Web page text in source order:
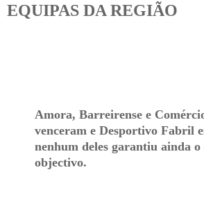
EQUIPAS DA REGIÃO
Amora, Barreirense e
venceram e Desportivo Fabril
nenhum deles garantiu ainda o
objectivo.